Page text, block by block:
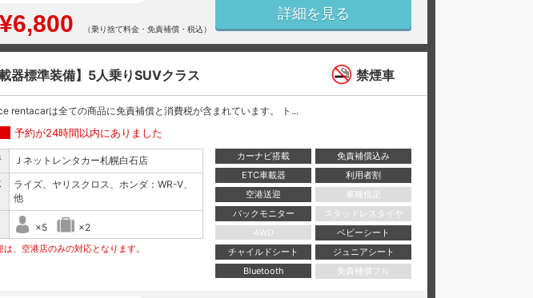
¥6,800 （乗り捨て料金・免責補償・税込）
詳細を見る
器標準装備】5人乗りSUVクラス 禁煙車
rentacarは全ての商品に免責補償と消費税が含まれています。 ト...
予約が24時間以内にありました
Ｊネットレンタカー札幌白石店
ライズ、ヤリスクロス、ホンダ：WR-V、
他
×5 ×2
、空港店のみの対応となります。
カーナビ搭載
免責補償込み
ETC車載器
利用者割
空港送迎
車種指定
バックモニター
スタッドレスタイヤ
4WD
ベビーシート
チャイルドシート
ジュニアシート
Bluetooth
免責補償フル